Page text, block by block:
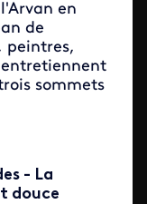
en
de
peintres,
sommets
- La
douce